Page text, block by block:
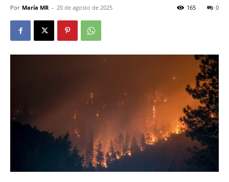
Por María MR - 20 de agosto de 2025 0
165